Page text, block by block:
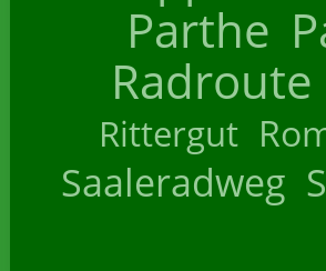
Parthe
Rittergut
Saaleradweg